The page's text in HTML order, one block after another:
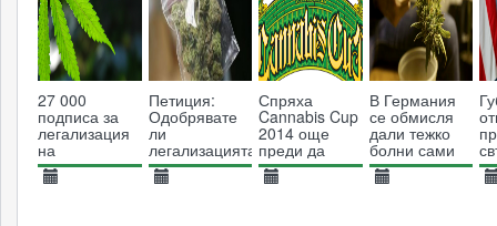
27 000
подписа за
легализация
на
марихуаната
събраха в
Петиция:
Одобрявате
ли
легализацията
на канабис за
медицински
Спряха
Cannabis Cup
2014 още
преди да
започне
В Германия
се обмисля
дали тежко
болни сами
да отглеждат
своя канабис